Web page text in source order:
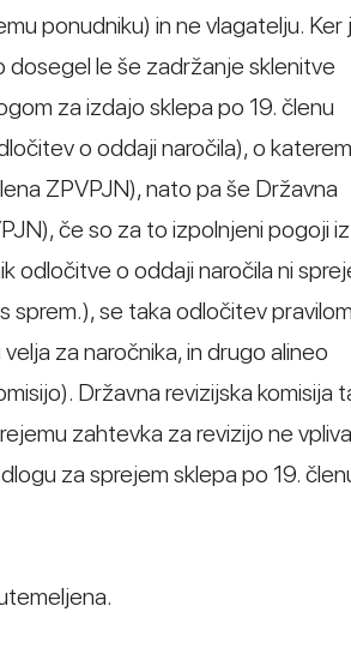
ponudniku) in ne vlagatelju. Ker
dosegel le še zadržanje sklenitve
za izdajo sklepa po 19. členu
o oddaji naročila), o katerem
ZPVPJN), nato pa še Državna
če so za to izpolnjeni pogoji iz
odločitve o oddaji naročila ni
sprem.), se taka odločitev
za naročnika, in drugo alineo
Državna revizijska komisija
zahtevka za revizijo ne
za sprejem sklepa po 19.